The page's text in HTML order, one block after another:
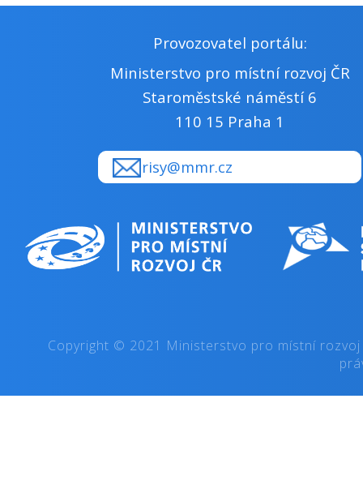
Provozovatel portálu:
Ministerstvo pro místní rozvoj ČR
Staroměstské náměstí 6
110 15 Praha 1
risy@mmr.cz
Copyright © 2021 Ministerstvo pro místní rozvoj